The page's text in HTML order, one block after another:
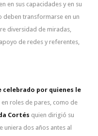
en sus capacidades y en su
deben transformarse en un
diversidad de miradas,
de redes y referentes,
celebrado por quienes le
en roles de pares, como de
Cortés quien dirigió su
dos años antes al